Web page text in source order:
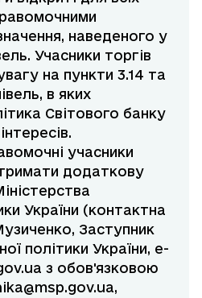
наведеного у
Учасники торгів
на пункти 3.14 та
в яких
Світового банку
учасники
додаткову
України (контактна
Заступник
політики України, e-
з обов'язковою
,